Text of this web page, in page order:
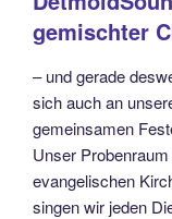
gemischter
– und gerade
sich auch an
gemeinsamen
Unser
evangelischen
singen wir jeden